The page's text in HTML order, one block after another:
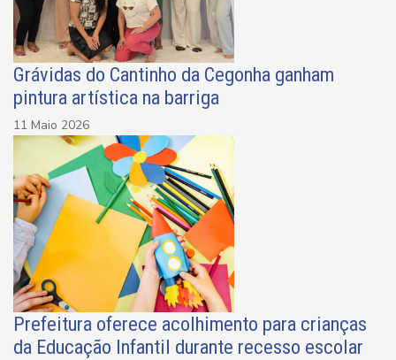
Grávidas do Cantinho da Cegonha ganham
pintura artística na barriga
11 Maio 2026
Prefeitura oferece acolhimento para crianças
da Educação Infantil durante recesso escolar